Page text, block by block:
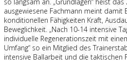
ausgewiesene Fachmann meint damit
konditionellen Fähigkeiten Kraft,
Beweglichkeit. „Nach 10-14 intensive
individuelle Regenerationszeit mit
Umfang“ so ein Mitglied des
intensive Ballarbeit und die taktischen